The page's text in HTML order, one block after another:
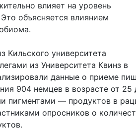
влияет на уровень
объясняется влиянием
Кильского университета
из Университета Квинз в
данные о приеме
904 немцев в возрасте от
пигментами — продуктов в
опросников о